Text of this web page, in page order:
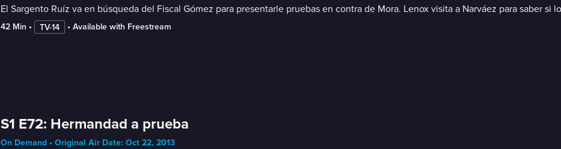
El Sargento Ruíz va en búsqueda del Fiscal Gómez para presentarle pruebas en contra de Mora. Lenox visita a Narváez para saber si
42 Min • TV-14 • Available with Freestream
S1 E72: Hermandad a prueba
On Demand • Original Air Date: Oct 22, 2013